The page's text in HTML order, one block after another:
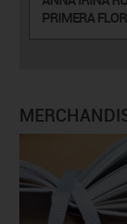
PRIMERA FLOR